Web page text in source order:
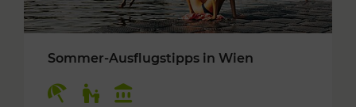
Sommer-Ausflugstipps in Wien